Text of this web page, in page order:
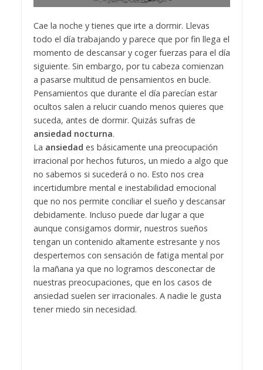
Cae la noche y tienes que irte a dormir. Llevas
todo el día trabajando y parece que por fin llega el
momento de descansar y coger fuerzas para el día
siguiente. Sin embargo, por tu cabeza comienzan
a pasarse multitud de pensamientos en bucle.
Pensamientos que durante el día parecían estar
ocultos salen a relucir cuando menos quieres que
suceda, antes de dormir. Quizás sufras de
ansiedad nocturna.
La ansiedad es básicamente una preocupación
irracional por hechos futuros, un miedo a algo que
no sabemos si sucederá o no. Esto nos crea
incertidumbre mental e inestabilidad emocional
que no nos permite conciliar el sueño y descansar
debidamente. Incluso puede dar lugar a que
aunque consigamos dormir, nuestros sueños
tengan un contenido altamente estresante y nos
despertemos con sensación de fatiga mental por
la mañana ya que no logramos desconectar de
nuestras preocupaciones, que en los casos de
ansiedad suelen ser irracionales. A nadie le gusta
tener miedo sin necesidad.